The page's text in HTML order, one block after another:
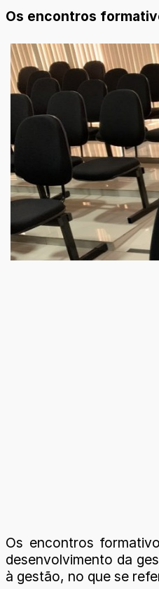
Os encontros
Os encontros
desenvolvimento da
à gestão, no que se